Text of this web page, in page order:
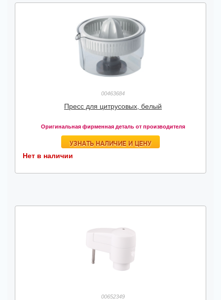
00463684
Пресс для цитрусовых, белый
Оригинальная фирменная деталь от производителя
УЗНАТЬ НАЛИЧИЕ И ЦЕНУ
Нет в наличии
00652349